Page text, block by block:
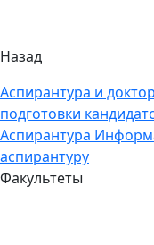
Назад
Аспирантура и
подготовки
Аспирантура
аспирантуру
Факультеты